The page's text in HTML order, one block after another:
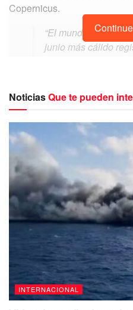
Copernicus.
“El mundo acaba
junio más cálido
comunicado
sobre el cambio
Global mean
1.5 degrees
June. Monitoring
these breaches
ever, if we are to
consequences of
Read more:https://
pic.twitter.com/
— Copernicus
NoticiasQue te pueden
INTERNACIONAL